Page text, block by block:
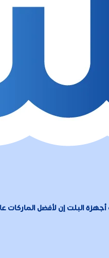
البلت إن لأفضل الماركات